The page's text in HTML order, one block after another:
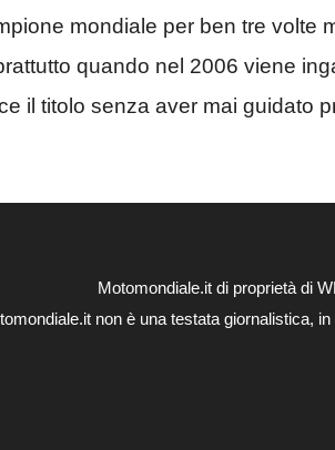
mondiale per ben tre volte
quando nel 2006 viene
il titolo senza aver mai guidato
Motomondiale.it di proprietà di
non è una testata giornalistica,